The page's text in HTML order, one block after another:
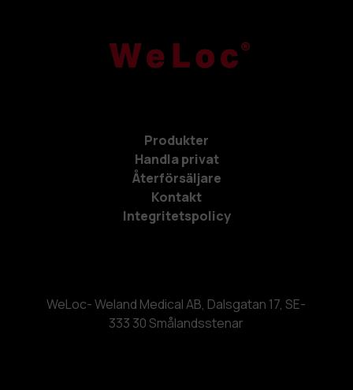
Produkter
Handla privat
Återförsäljare
Kontakt
Integritetspolicy
WeLoc- Weland Medical AB, Dalsgatan 17, SE-
333 30 Smålandsstenar